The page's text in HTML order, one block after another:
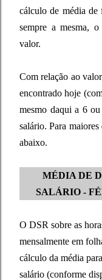
cálculo de média de
sempre a mesma,
valor.
Com relação ao
encontrado hoje
mesmo daqui a 6
salário. Para
abaixo.
MÉDIA DE
SALÁRIO -
O DSR sobre as
mensalmente em
cálculo da média
salário (conforme